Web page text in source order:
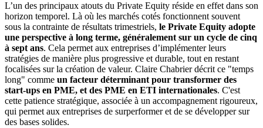
L’un des principaux atouts du Private Equity réside en effet dans son
horizon temporel. Là où les marchés cotés fonctionnent souvent
sous la contrainte de résultats trimestriels, le Private Equity adopte
une perspective à long terme, généralement sur un cycle de cinq
à sept ans. Cela permet aux entreprises d’implémenter leurs
stratégies de manière plus progressive et durable, tout en restant
focalisées sur la création de valeur. Claire Chabrier décrit ce "temps
long" comme un facteur déterminant pour transformer des
start-ups en PME, et des PME en ETI internationales. C'est
cette patience stratégique, associée à un accompagnement rigoureux,
qui permet aux entreprises de surperformer et de se développer sur
des bases solides.